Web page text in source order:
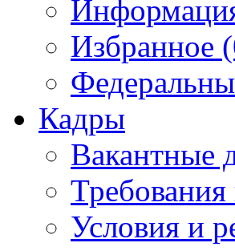
Избранное
Кадры
Вакантные
Условия и